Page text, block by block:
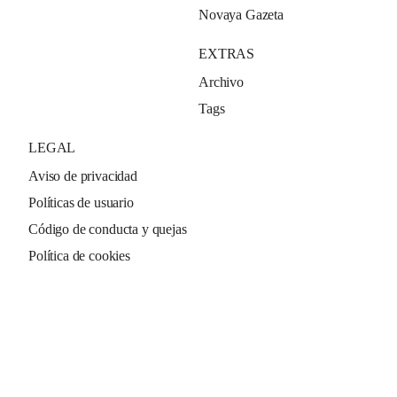
Novaya Gazeta
EXTRAS
Archivo
Tags
LEGAL
Aviso de privacidad
Políticas de usuario
Código de conducta y quejas
Política de cookies